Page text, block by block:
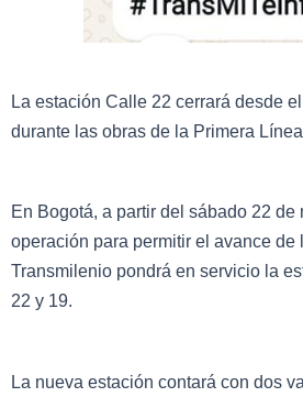
La estación Calle 22 cerrará desde
durante las obras de la Primera
En Bogotá, a partir del sábado 22
operación para permitir el avance
Transmilenio pondrá en servicio la
22 y 19.
La nueva estación contará con dos